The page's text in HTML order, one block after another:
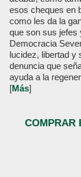
esos cheques en
como les da la
que son sus jefes
Democracia
lucidez, libertad y
denuncia que
ayuda a la
[Más]
COMPRAR